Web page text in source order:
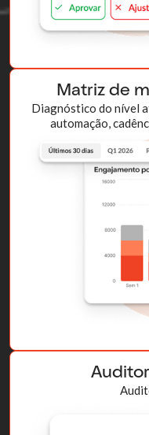
Matriz de
Diagnóstico do nível
automação,